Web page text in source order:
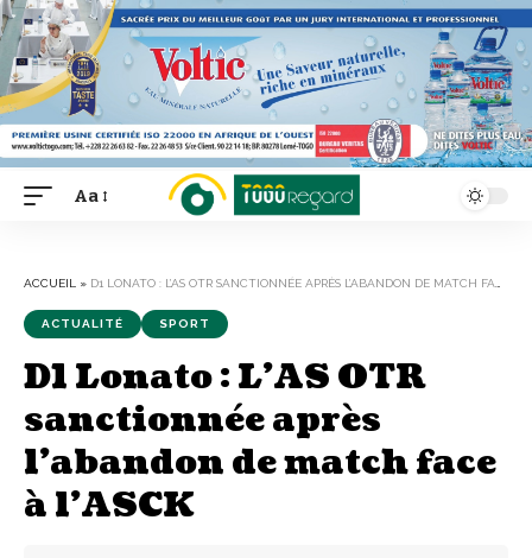
Font
Aa
ACCUEIL » D1 LONATO : L’AS OTR SANCTIONNÉE APRÈS L’ABANDON DE MATCH FACE À L’ASCK
ACTUALITÉ SPORT
D1 Lonato : L’AS OTR
sanctionnée après
l’abandon de match face
à l’ASCK